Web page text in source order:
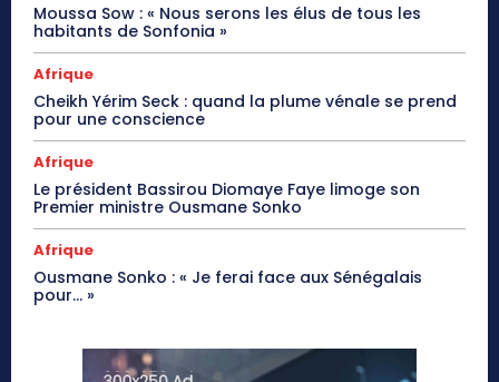
Moussa Sow : « Nous serons les élus de tous les
habitants de Sonfonia »
Afrique
Cheikh Yérim Seck : quand la plume vénale se prend
pour une conscience
Afrique
Le président Bassirou Diomaye Faye limoge son
Premier ministre Ousmane Sonko
Afrique
Ousmane Sonko : « Je ferai face aux Sénégalais
pour… »